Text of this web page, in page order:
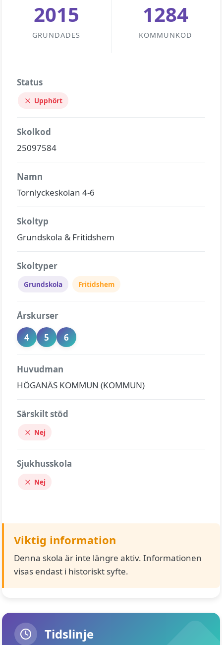
2015
GRUNDADES
1284
KOMMUNKOD
Status
Upphört
Skolkod
25097584
Namn
Tornlyckeskolan 4-6
Skoltyp
Grundskola & Fritidshem
Skoltyper
Grundskola Fritidshem
Årskurser
4
5 6
Huvudman
HÖGANÄS KOMMUN (KOMMUN)
Särskilt stöd
Nej
Sjukhusskola
Nej
Viktig information
Denna skola är inte längre aktiv. Informationen
visas endast i historiskt syfte.
Tidslinje